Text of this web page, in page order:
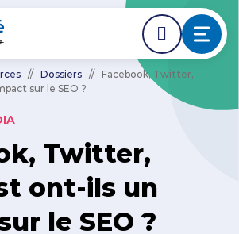
AU CONTENU PRINCIPAL
AVANT LE DÉBUT DE LA
// Dossiers // Facebook, Twitter,
sur le SEO ?
Twitter,
ont-ils un
le SEO ?